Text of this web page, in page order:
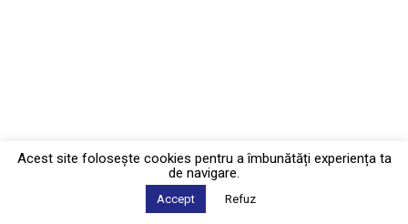
Acest site foloseşte cookies pentru a îmbunătăți experiența ta
de navigare.
Accept Refuz